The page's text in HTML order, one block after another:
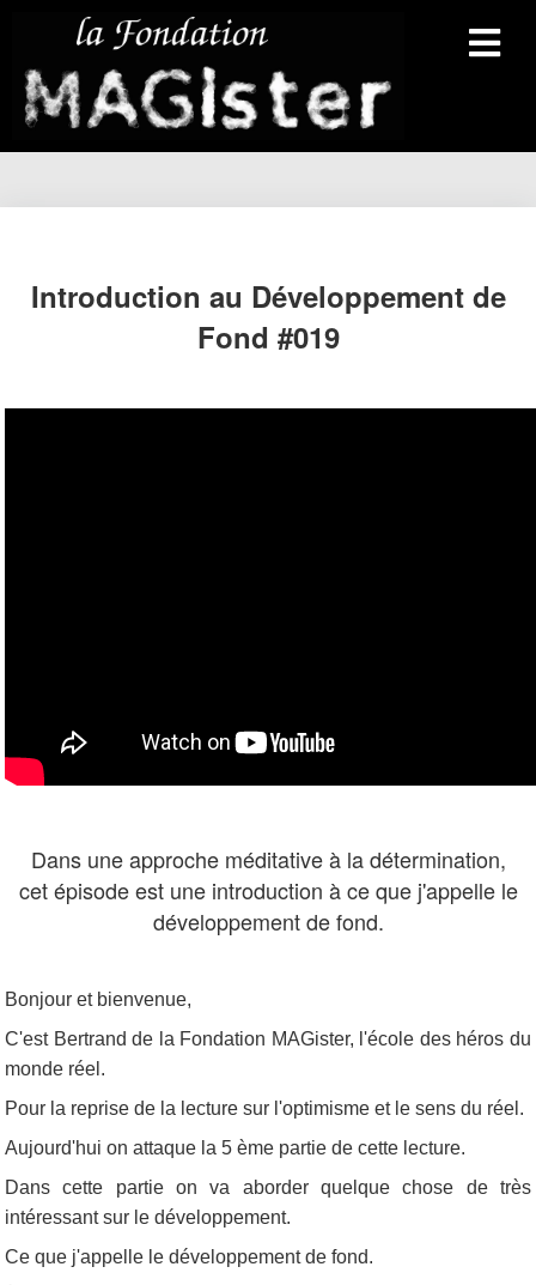
Introduction au Développement de
Fond #019
Dans une approche méditative à la détermination,
cet épisode est une introduction à ce que j'appelle le
développement de fond.
Bonjour et bienvenue,
C'est Bertrand de la Fondation MAGister, l'école des héros du
monde réel.
Pour la reprise de la lecture sur l'optimisme et le sens du réel.
Aujourd'hui on attaque la 5 ème partie de cette lecture.
Dans cette partie on va aborder quelque chose de très
intéressant sur le développement.
Ce que j'appelle le développement de fond.